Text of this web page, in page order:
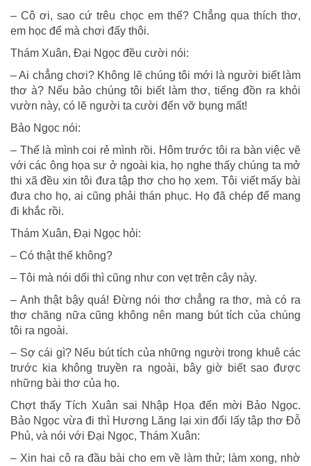
– Cô ơi, sao cứ trêu chọc em thế? Chẳng qua thích thơ,
em học để mà chơi đấy thôi.
Thám Xuân, Đại Ngọc đều cười nói:
– Ai chẳng chơi? Không lẽ chúng tôi mới là người biết làm
thơ à? Nếu bảo chúng tôi biết làm thơ, tiếng đồn ra khỏi
vườn này, có lẽ người ta cười đến vỡ bụng mất!
Bảo Ngọc nói:
– Thế là mình coi rẻ mình rồi. Hôm trước tôi ra bàn việc vẽ
với các ông họa sư ở ngoài kia, họ nghe thấy chúng ta mở
thi xã đều xin tôi đưa tập thơ cho họ xem. Tôi viết mấy bài
đưa cho họ, ai cũng phải thán phục. Họ đã chép để mang
đi khắc rồi.
Thám Xuân, Đại Ngọc hỏi:
– Có thật thế không?
– Tôi mà nói dối thì cũng như con vẹt trên cây này.
– Anh thật bậy quá! Đừng nói thơ chẳng ra thơ, mà có ra
thơ chăng nữa cũng không nên mang bút tích của chúng
tôi ra ngoài.
– Sợ cái gì? Nếu bút tích của những người trong khuê các
trước kia không truyền ra ngoài, bây giờ biết sao được
những bài thơ của họ.
Chợt thấy Tích Xuân sai Nhập Họa đến mời Bảo Ngọc.
Bảo Ngọc vừa đi thì Hương Lăng lại xin đổi lấy tập thơ Đỗ
Phủ, và nói với Đại Ngọc, Thám Xuân:
– Xin hai cô ra đầu bài cho em về làm thử; làm xong, nhờ